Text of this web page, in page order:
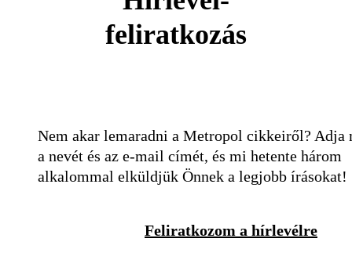
feliratkozás
Nem akar lemaradni a Metropol cikkeiről? Adja
a nevét és az e-mail címét, és mi hetente három
alkalommal elküldjük Önnek a legjobb írásokat!
Feliratkozom a hírlevélre